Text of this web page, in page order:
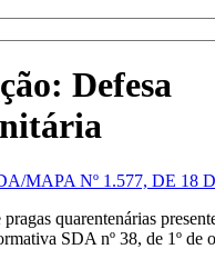
Defesa
MAPA Nº 1.577, DE 18
quarentenárias
SDA nº 38, de 1º de